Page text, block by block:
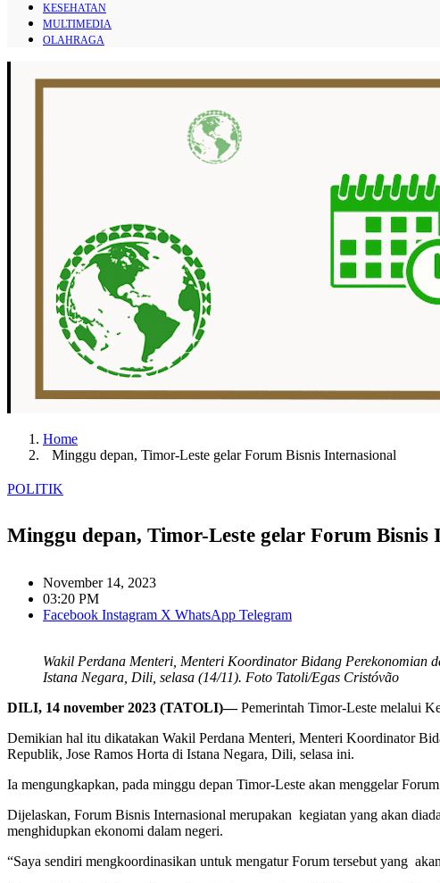
KESEHATAN
MULTIMEDIA
OLAHRAGA
Home
Minggu depan, Timor-Leste gelar Forum Bisnis Internasional
POLITIK
Minggu depan, Timor-Leste gelar Forum Bisnis
November 14, 2023
03:20 PM
Facebook Instagram X WhatsApp Telegram
Wakil Perdana Menteri, Menteri Koordinator Bidang Perekonomian
Istana Negara, Dili, selasa (14/11). Foto Tatoli/Egas Cristóvão
DILI, 14 november 2023 (TATOLI)—Pemerintah Timor-Leste melalui
Demikian hal itu dikatakan Wakil Perdana Menteri, Menteri Koordinator
Republik, Jose Ramos Horta di Istana Negara, Dili, selasa ini.
Ia mengungkapkan, pada minggu depan Timor-Leste akan menggelar
Dijelaskan, Forum Bisnis Internasional merupakan kegiatan yang akan
menghidupkan ekonomi dalam negeri.
“Saya sendiri mengkoordinasikan untuk mengatur Forum tersebut yang